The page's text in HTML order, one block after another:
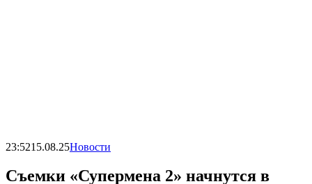
23:5215.08.25Новости
Съемки «Супермена 2» начнутся в